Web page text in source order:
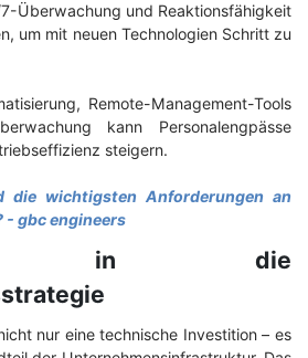
Überwachung und Reaktionsfähigkeit
um mit neuen Technologien Schritt zu
Remote-Management-Tools
kann Personalengpässe
steigern.
die wichtigsten Anforderungen an
- gbc engineers
in die
nur eine technische Investition – es